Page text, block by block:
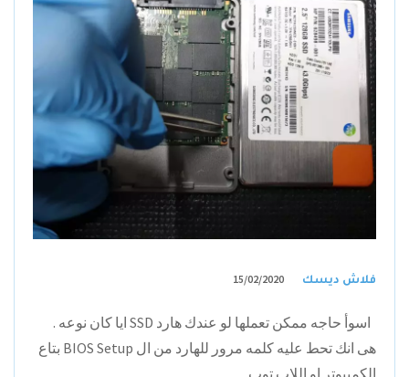
فلاش ديسك 15/02/2020
اسوأ حاجه ممكن تعملها لو عندك هارد SSD ايا كان نوعه .
هى انك تحط عليه كلمه مرور للهارد من ال BIOS Setup بتاع